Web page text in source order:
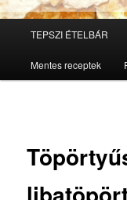
Tovább
az
Tovább
a
TEPSZI ÉTELBÁR
Mentes receptek